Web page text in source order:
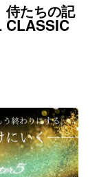
侍たちの記